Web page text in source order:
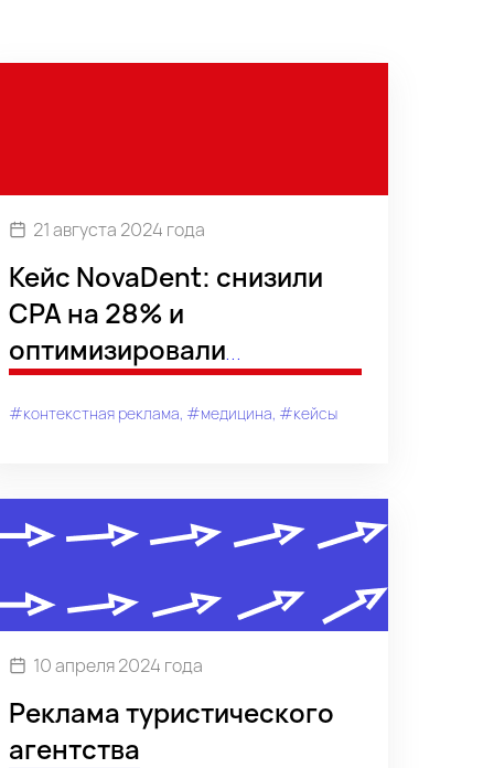
21 августа 2024 года
Кейс NovaDent: снизили
CPA на 28% и
оптимизировали
рекламные кампании
#контекстная реклама #медицина #кейсы
10 апреля 2024 года
Реклама туристического
агентства